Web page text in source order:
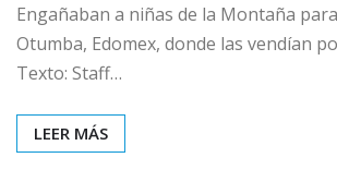
Engañaban a niñas de la Montaña
Otumba, Edomex, donde las vendían
Texto: Staff…
LEER MÁS